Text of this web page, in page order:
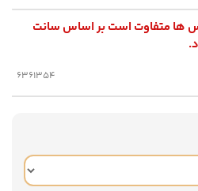
ها متفاوت است بر اساس سانت